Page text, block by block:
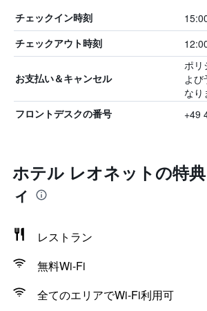
チェックイン時刻
チェックアウト時刻
お支払い＆キャンセル
ポリ
よび
なり
フロントデスクの番号 +49
ホテル レオネットの特
ィ
レストラン
無料Wi-Fi
全てのエリアでWi-Fi利用可